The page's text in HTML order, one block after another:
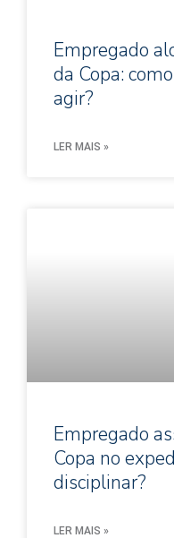
Empregado
da Copa:
agir?
LER MAIS »
Empregado
Copa no
disciplinar?
LER MAIS »